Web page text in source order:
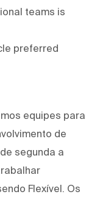
teams is
preferred
equipes para
de
segunda a
Flexível. Os